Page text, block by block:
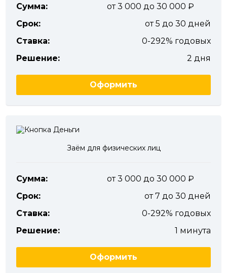
Сумма:
от 3 000 до 30 000
Срок:
от 5 до 30 дней
Ставка:
0-292% годовых
Решение:
2 дня
Оформить
Заём для физических лиц
Сумма:
от 3 000 до 30 000
Срок:
от 7 до 30 дней
Ставка:
0-292% годовых
Решение:
1 минута
Оформить